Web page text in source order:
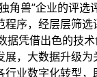
角兽”企业的评
序，经层层筛选
凭借出色的技
展，大数据升级
行业数字化转型